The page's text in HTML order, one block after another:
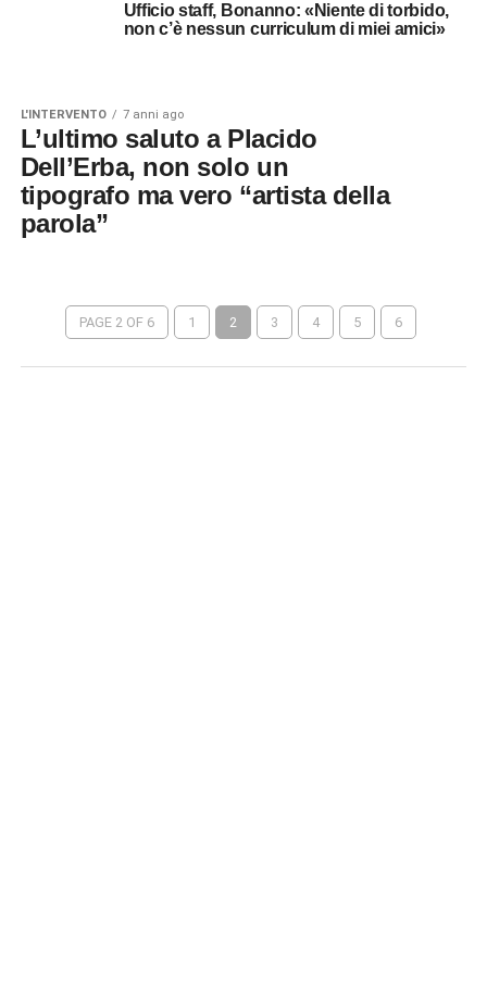
Ufficio staff, Bonanno: «Niente di torbido,
non c’è nessun curriculum di miei amici»
L'INTERVENTO 7 anni ago
L’ultimo saluto a Placido
Dell’Erba, non solo un
tipografo ma vero “artista della
parola”
PAGE 2 OF 6 1 2 3 4 5 6